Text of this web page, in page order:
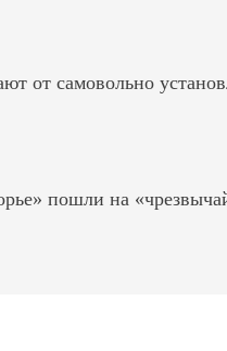
от самовольно
пошли на